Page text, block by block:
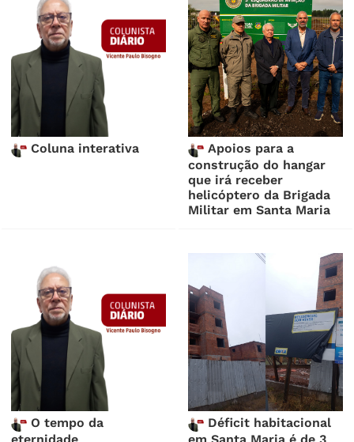
Coluna interativa
Apoios para a
construção do hangar
que irá receber
helicóptero da Brigada
Militar em Santa Maria
O tempo da
Déficit habitacional